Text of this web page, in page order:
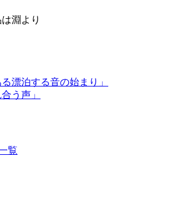
淵より
漂泊する音の始まり」
う声」
覧